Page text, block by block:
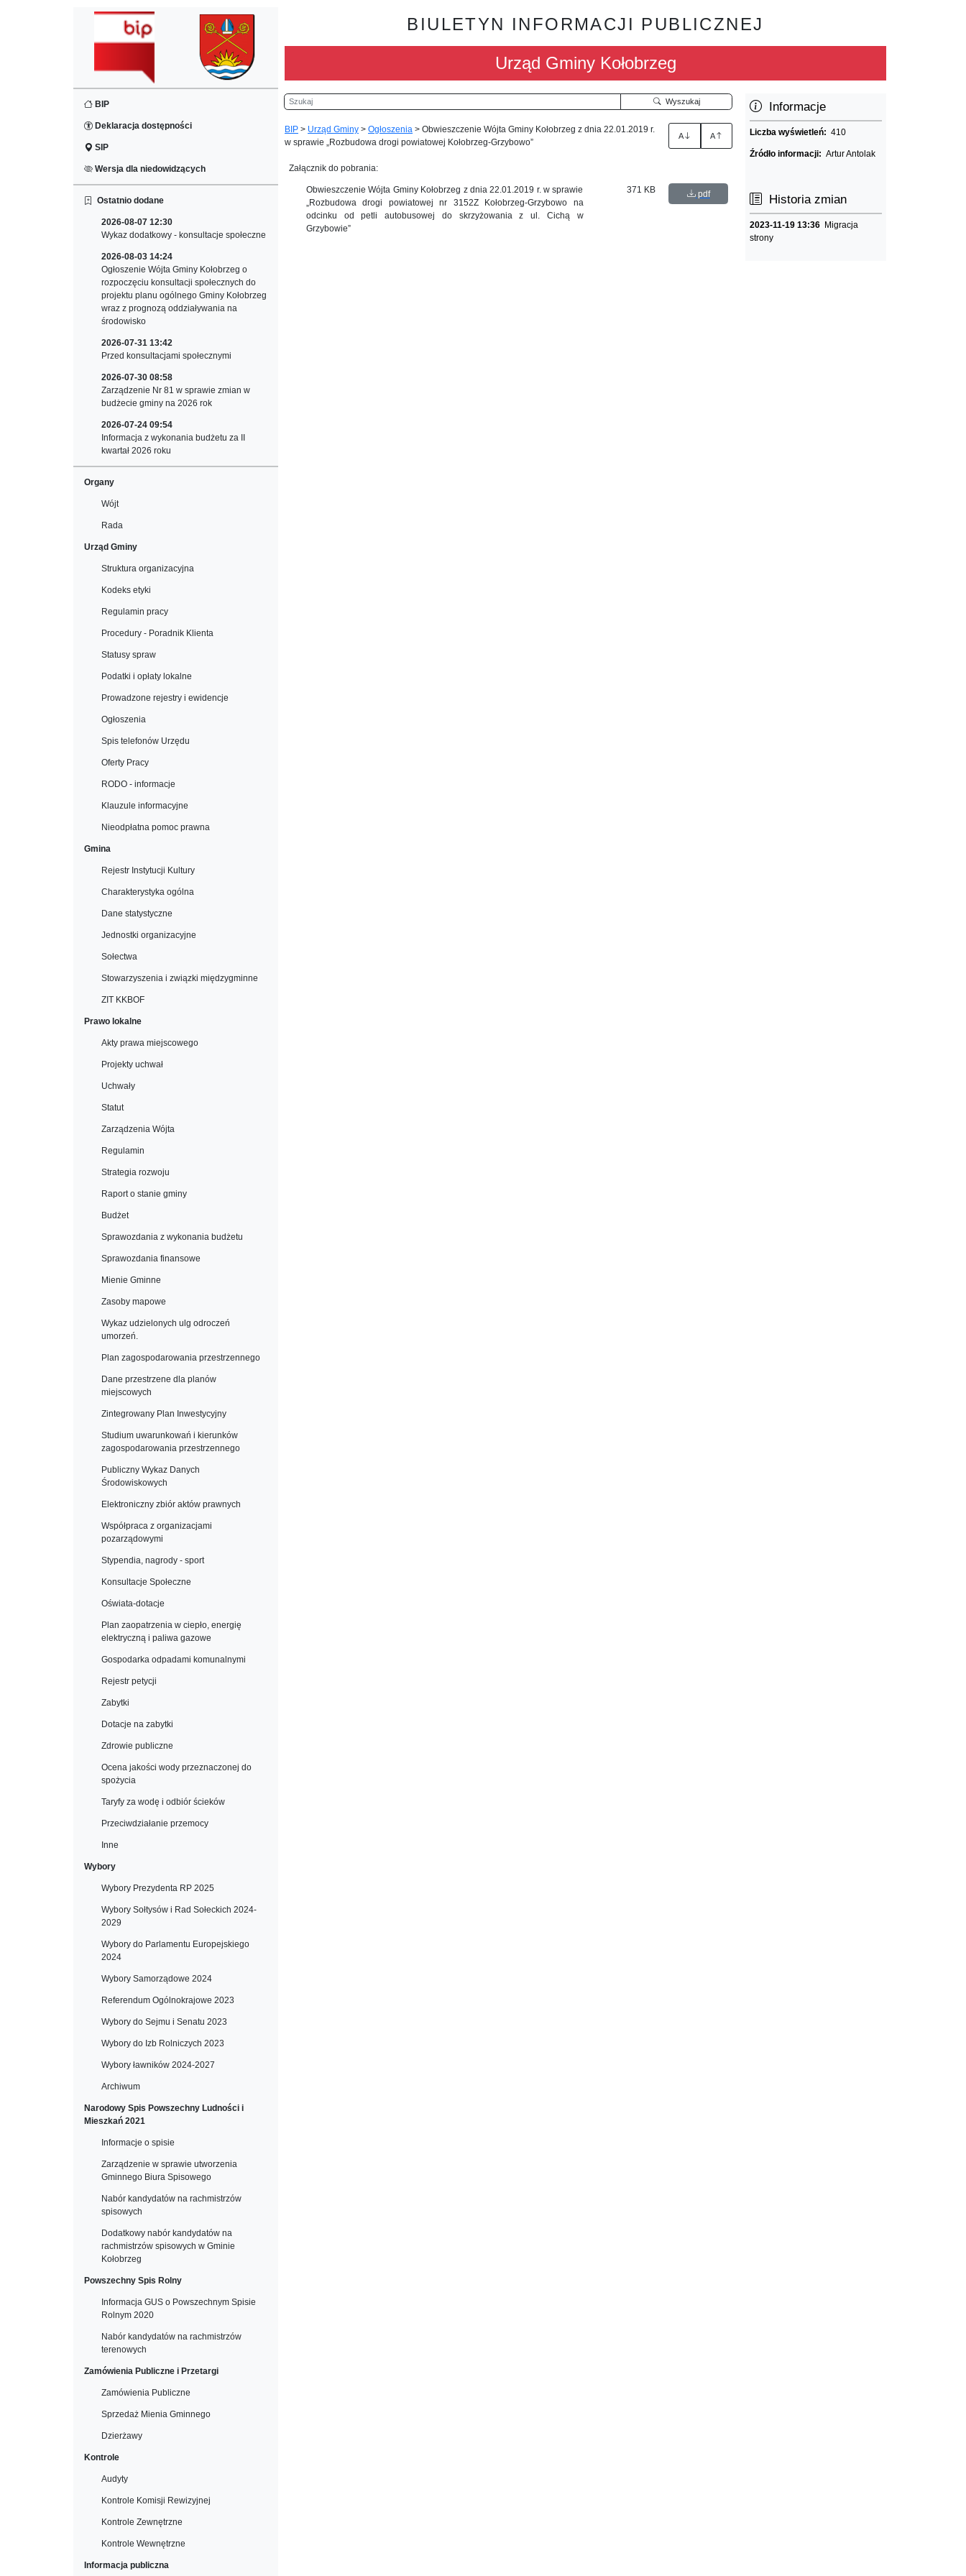
BIP
Deklaracja dostępności
SIP
Wersja dla niedowidzących
Ostatnio dodane
2026-08-07 12:30
Wykaz dodatkowy - konsultacje społeczne
2026-08-03 14:24
Ogłoszenie Wójta Gminy Kołobrzeg o
rozpoczęciu konsultacji społecznych do
projektu planu ogólnego Gminy Kołobrzeg
wraz z prognozą oddziaływania na
środowisko
2026-07-31 13:42
Przed konsultacjami społecznymi
2026-07-30 08:58
Zarządzenie Nr 81 w sprawie zmian w
budżecie gminy na 2026 rok
2026-07-24 09:54
Informacja z wykonania budżetu za II
kwartał 2026 roku
Organy
Wójt
Rada
Urząd Gminy
Struktura organizacyjna
Kodeks etyki
Regulamin pracy
Procedury - Poradnik Klienta
Statusy spraw
Podatki i opłaty lokalne
Prowadzone rejestry i ewidencje
Ogłoszenia
Spis telefonów Urzędu
Oferty Pracy
RODO - informacje
Klauzule informacyjne
Nieodpłatna pomoc prawna
Gmina
Rejestr Instytucji Kultury
Charakterystyka ogólna
Dane statystyczne
Jednostki organizacyjne
Sołectwa
Stowarzyszenia i związki międzygminne
ZIT KKBOF
Prawo lokalne
Akty prawa miejscowego
Projekty uchwał
Uchwały
Statut
Zarządzenia Wójta
Regulamin
Strategia rozwoju
Raport o stanie gminy
Budżet
Sprawozdania z wykonania budżetu
Sprawozdania finansowe
Mienie Gminne
Zasoby mapowe
Wykaz udzielonych ulg odroczeń
umorzeń.
Plan zagospodarowania przestrzennego
Dane przestrzene dla planów
miejscowych
Zintegrowany Plan Inwestycyjny
Studium uwarunkowań i kierunków
zagospodarowania przestrzennego
Publiczny Wykaz Danych
Środowiskowych
Elektroniczny zbiór aktów prawnych
Współpraca z organizacjami
pozarządowymi
Stypendia, nagrody - sport
Konsultacje Społeczne
Oświata-dotacje
Plan zaopatrzenia w ciepło, energię
elektryczną i paliwa gazowe
Gospodarka odpadami komunalnymi
Rejestr petycji
Zabytki
Dotacje na zabytki
Zdrowie publiczne
Ocena jakości wody przeznaczonej do
spożycia
Taryfy za wodę i odbiór ścieków
Przeciwdziałanie przemocy
Inne
Wybory
Wybory Prezydenta RP 2025
Wybory Sołtysów i Rad Sołeckich 2024-
2029
Wybory do Parlamentu Europejskiego
2024
Wybory Samorządowe 2024
Referendum Ogólnokrajowe 2023
Wybory do Sejmu i Senatu 2023
Wybory do Izb Rolniczych 2023
Wybory ławników 2024-2027
Archiwum
Narodowy Spis Powszechny Ludności i
Mieszkań 2021
Informacje o spisie
Zarządzenie w sprawie utworzenia
Gminnego Biura Spisowego
Nabór kandydatów na rachmistrzów
spisowych
Dodatkowy nabór kandydatów na
rachmistrzów spisowych w Gminie
Kołobrzeg
Powszechny Spis Rolny
Informacja GUS o Powszechnym Spisie
Rolnym 2020
Nabór kandydatów na rachmistrzów
terenowych
Zamówienia Publiczne i Przetargi
Zamówienia Publiczne
Sprzedaż Mienia Gminnego
Dzierżawy
Kontrole
Audyty
Kontrole Komisji Rewizyjnej
Kontrole Zewnętrzne
Kontrole Wewnętrzne
Informacja publiczna
BIULETYN INFORMACJI PUBLICZNEJ
Urząd Gminy Kołobrzeg
Szukaj Wyszukaj
BIP > Urząd Gminy > Ogłoszenia > Obwieszczenie Wójta Gminy Kołobrzeg z dnia 22.01.2019 r.
w sprawie „Rozbudowa drogi powiatowej Kołobrzeg-Grzybowo”
A A
Załącznik do pobrania:
Obwieszczenie Wójta Gminy Kołobrzeg z dnia 22.01.2019 r. w sprawie
„Rozbudowa drogi powiatowej nr 3152Z Kołobrzeg-Grzybowo na
odcinku od petli autobusowej do skrzyżowania z ul. Cichą w
Grzybowie”
371 KB pdf
Informacje
Liczba wyświetleń:410
Źródło informacji:Artur Antolak
Historia zmian
2023-11-19 13:36 Migracja
strony